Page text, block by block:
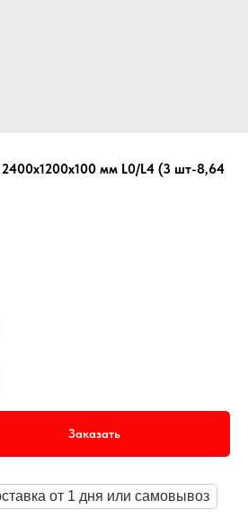
2400х1200х100 мм L0/L4 (3 шт-8,64
Заказать
от 1 дня или самовывоз